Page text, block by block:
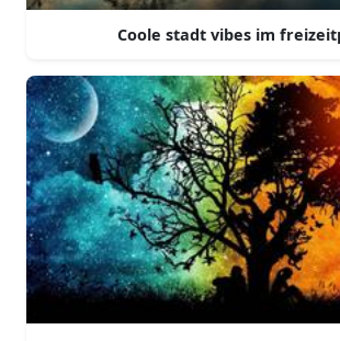
Coole stadt vibes im